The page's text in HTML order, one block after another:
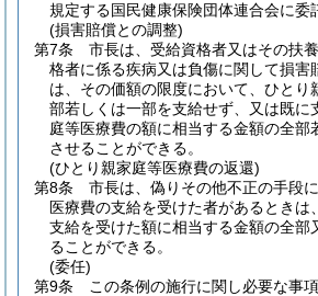
規定する国民健康保険団体連合会に委
(損害賠償との調整)
第7条
市長は、受給資格者又はその扶
格者に係る疾病又は負傷に関して損害
は、その価額の限度において、ひとり
部若しくは一部を支給せず、又は既に
庭等医療費の額に相当する金額の全部
させることができる。
(ひとり親家庭等医療費の返還)
第8条
市長は、偽りその他不正の手段
医療費の支給を受けた者があるときは
支給を受けた額に相当する金額の全部
ることができる。
(委任)
第9条
この条例の施行に関し必要な事